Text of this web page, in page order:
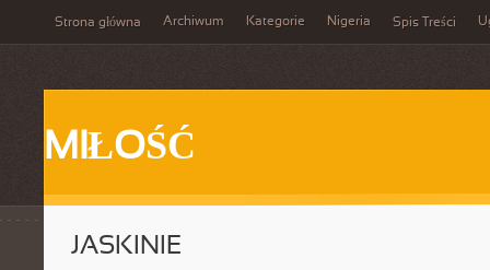
Strona główna Archiwum Kategorie Nigeria Spis Treści
MIŁOŚĆ
JASKINIE